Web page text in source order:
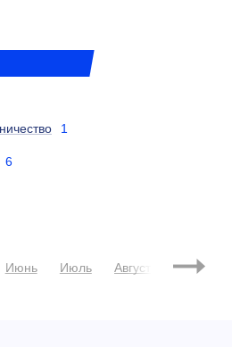
1
6
Июнь Июль Август Сентябрь